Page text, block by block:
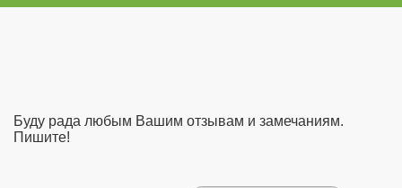
Буду рада любым Вашим отзывам и замечаниям.
Пишите!